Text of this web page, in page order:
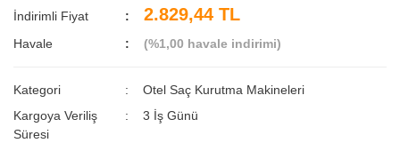
İndirimli Fiyat 2.829,44 TL
Havale (%1,00 havale indirimi)
Kategori
Otel Saç Kurutma Makineleri
Kargoya Veriliş
Süresi
3 İş Günü